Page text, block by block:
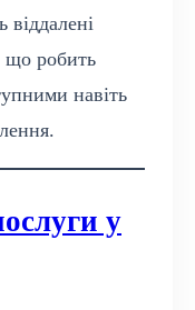
що робить
навіть
у